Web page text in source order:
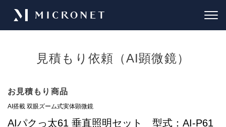
見積もり依頼（AI顕微鏡）
お見積もり商品